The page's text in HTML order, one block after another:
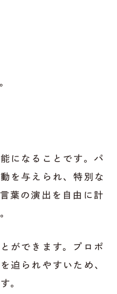
になることです。パ
を与えられ、特別な
葉の演出を自由に計
ができます。プロポ
迫られやすいため、
。